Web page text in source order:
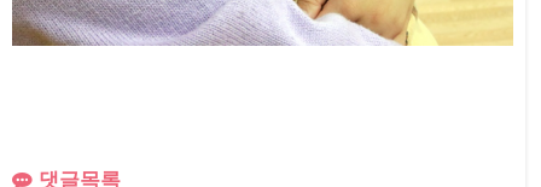
댓글목록